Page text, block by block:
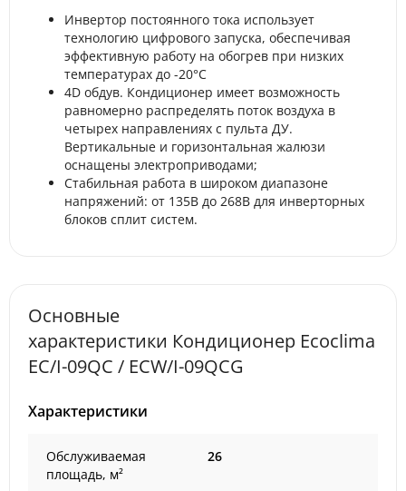
Инвертор постоянного тока использует
технологию цифрового запуска, обеспечивая
эффективную работу на обогрев при низких
температурах до -20°С
4D обдув. Кондиционер имеет возможность
равномерно распределять поток воздуха в
четырех направлениях с пульта ДУ.
Вертикальные и горизонтальная жалюзи
оснащены электроприводами;
Стабильная работа в широком диапазоне
напряжений: от 135В до 268В для инверторных
блоков сплит систем.
Основные
характеристики Кондиционер Ecoclima
EC/I-09QC / ECW/I-09QCG
Характеристики
Обслуживаемая
площадь, м²
26